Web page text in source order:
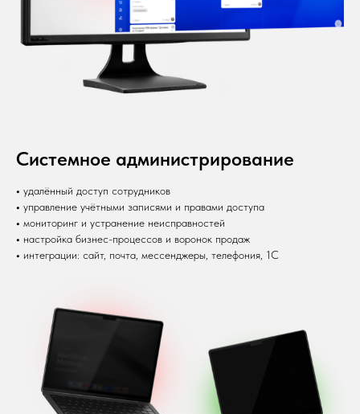
Системное администрирование
• удалённый доступ сотрудников
• управление учётными записями и правами доступа
• мониторинг и устранение неисправностей
• настройка бизнес-процессов и воронок продаж
• интеграции: сайт, почта, мессенджеры, телефония, 1С